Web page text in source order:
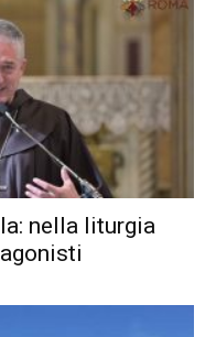
nella liturgia